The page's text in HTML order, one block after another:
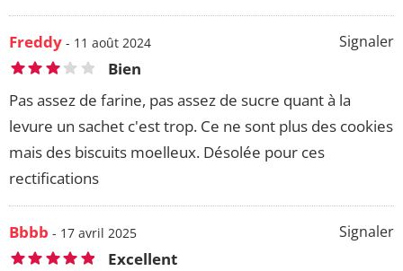
Signaler
Freddy - 11 août 2024
Bien
Pas assez de farine, pas assez de sucre quant à la
levure un sachet c'est trop. Ce ne sont plus des cookies
mais des biscuits moelleux. Désolée pour ces
rectifications
Signaler
Bbbb - 17 avril 2025
Excellent